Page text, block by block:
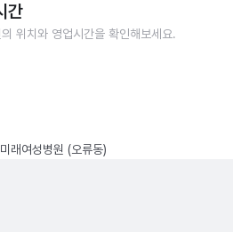
간
의 위치와 영업시간을 확인해보세요.
래여성병원 (오류동)